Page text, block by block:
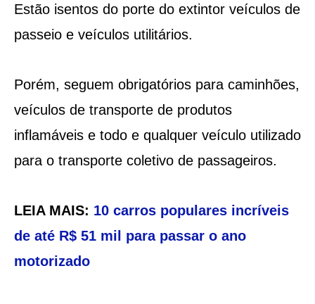
Estão isentos do porte do extintor veículos de
passeio e veículos utilitários.
Porém, seguem obrigatórios para caminhões,
veículos de transporte de produtos
inflamáveis e todo e qualquer veículo utilizado
para o transporte coletivo de passageiros.
LEIA MAIS: 10 carros populares incríveis
de até R$ 51 mil para passar o ano
motorizado